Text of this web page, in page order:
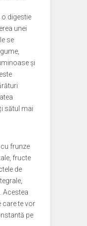
o digestie
unei
se
și
sătul mai
cu frunze
fructe
de
Acestea
care te vor
pe